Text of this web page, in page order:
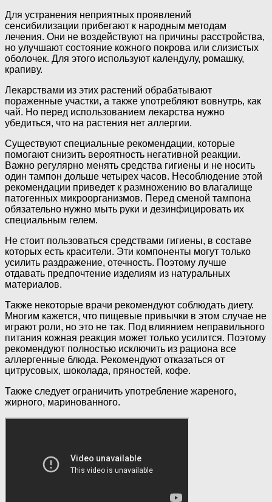
Для устранения неприятных проявлений
сенсибилизации прибегают к народным методам
лечения. Они не воздействуют на причины расстройства,
но улучшают состояние кожного покрова или слизистых
оболочек. Для этого используют календулу, ромашку,
крапиву.
Лекарствами из этих растений обрабатывают
пораженные участки, а также употребляют вовнутрь, как
чай. Но перед использованием лекарства нужно
убедиться, что на растения нет аллергии.
Существуют специальные рекомендации, которые
помогают снизить вероятность негативной реакции.
Важно регулярно менять средства гигиены и не носить
один тампон дольше четырех часов. Несоблюдение этой
рекомендации приведет к размножению во влагалище
патогенных микроорганизмов. Перед сменой тампона
обязательно нужно мыть руки и дезинфицировать их
специальным гелем.
Не стоит пользоваться средствами гигиены, в составе
которых есть красители. Эти компоненты могут только
усилить раздражение, отечность. Поэтому лучше
отдавать предпочтение изделиям из натуральных
материалов.
Также некоторые врачи рекомендуют соблюдать диету.
Многим кажется, что пищевые привычки в этом случае не
играют роли, но это не так. Под влиянием неправильного
питания кожная реакция может только усилится. Поэтому
рекомендуют полностью исключить из рациона все
аллергенные блюда. Рекомендуют отказаться от
цитрусовых, шоколада, пряностей, кофе.
Также следует ограничить употребление жареного,
жирного, маринованного.